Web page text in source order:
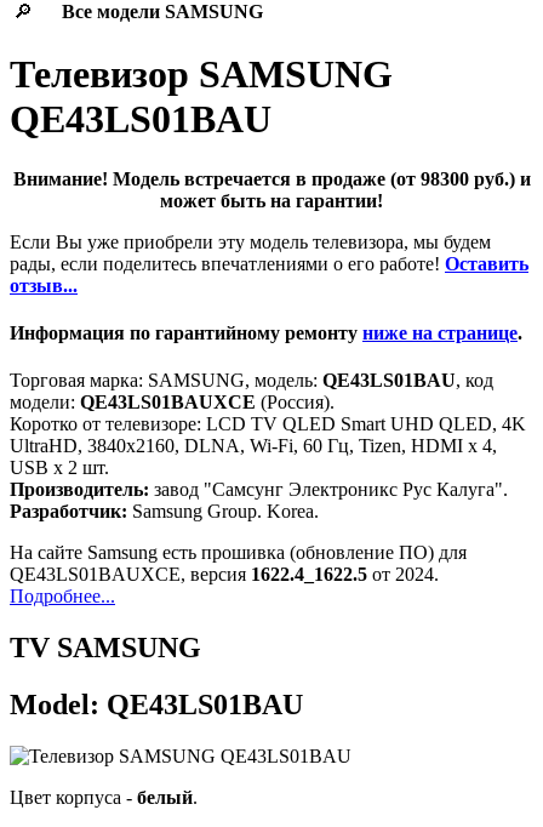
🔎 Все модели SAMSUNG
Телевизор SAMSUNG
QE43LS01BAU
Внимание! Модель встречается в продаже (от 98300 руб.) и
может быть на гарантии!
Если Вы уже приобрели эту модель телевизора, мы будем
рады, если поделитесь впечатлениями о его работе! Оставить
отзыв...
Информация по гарантийному ремонту ниже на странице.
Торговая марка: SAMSUNG, модель: QE43LS01BAU, код
модели: QE43LS01BAUXCE (Россия).
Коротко от телевизоре: LCD TV QLED Smart UHD QLED, 4K
UltraHD, 3840x2160, DLNA, Wi-Fi, 60 Гц, Tizen, HDMI х 4,
USB х 2 шт.
Производитель: завод "Самсунг Электроникс Рус Калуга".
Разработчик: Samsung Group. Korea.
На сайте Samsung есть прошивка (обновление ПО) для
QE43LS01BAUXCE, версия 1622.4_1622.5 от 2024.
Подробнее...
TV SAMSUNG
Model: QE43LS01BAU
Цвет корпуса - белый.